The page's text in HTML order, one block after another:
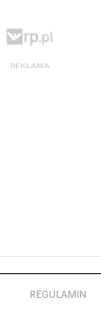
REGULAMIN